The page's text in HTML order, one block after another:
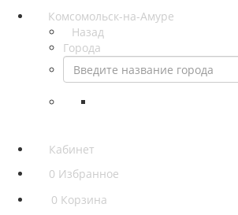
Комсомольск-на-Амуре
Назад
Города
Кабинет
0 Избранное
0 Корзина